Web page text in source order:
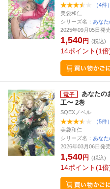
（4件）
美袋和仁
シリーズ名： あな
2025年09月05日発
1,540円 (税込)
14ポイント 1倍
あなたの
工〜 2巻
SQEXノベル
（5件）
美袋和仁
シリーズ名： あな
2026年03月06日発
1,540円 (税込)
14ポイント 1倍